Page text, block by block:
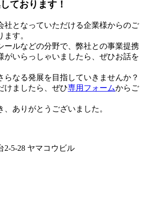
ております！
社となっていただける企業様からのご
す。
ールなどの分野で、弊社との事業提携
がいらっしゃいましたら、ぜひお話を
らなる発展を目指していきませんか？
けましたら、ぜひ専用フォームからご
ありがとうございました。
2-5-28 ヤマコウビル